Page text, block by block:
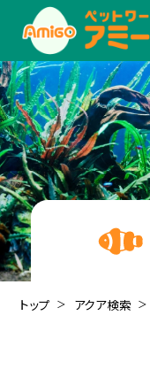
トップ アクア検索